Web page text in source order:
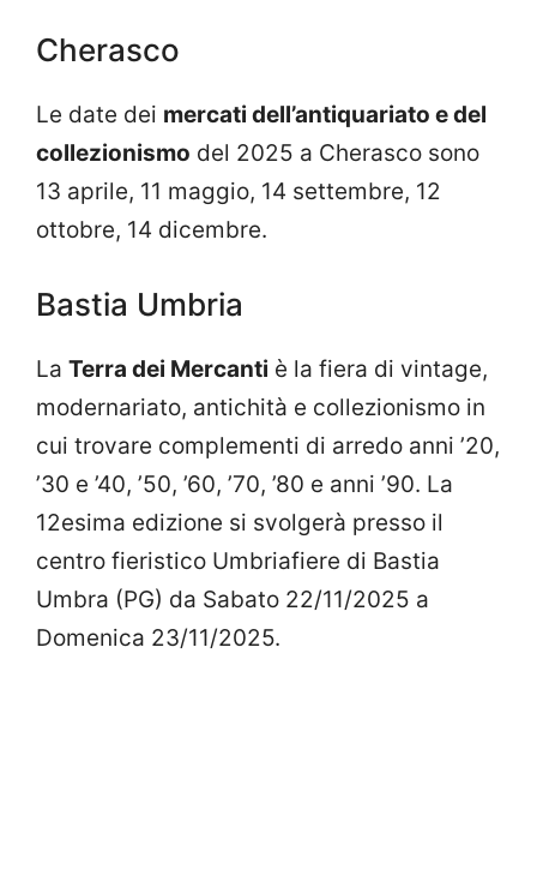
Cherasco
Le date dei mercati dell’antiquariato e del
collezionismo del 2025 a Cherasco sono
13 aprile, 11 maggio, 14 settembre, 12
ottobre, 14 dicembre.
Bastia Umbria
La Terra dei Mercanti è la fiera di vintage,
modernariato, antichità e collezionismo in
cui trovare complementi di arredo anni ’20,
’30 e ’40, ’50, ’60, ’70, ’80 e anni ’90. La
12esima edizione si svolgerà presso il
centro fieristico Umbriafiere di Bastia
Umbra (PG) da Sabato 22/11/2025 a
Domenica 23/11/2025.